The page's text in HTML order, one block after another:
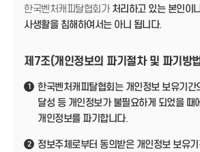
한국벤처캐피탈협회가처리하고 있는 본인이
사생활을 침해하여서는 아니 됩니다.
제7조(개인정보의 파기절차 및 파기방
1
한국벤처캐피탈협회는 개인정보 보유기간
달성 등 개인정보가 불필요하게 되었을 때
개인정보를 파기합니다.
2
정보주체로부터 동의받은 개인정보 보유